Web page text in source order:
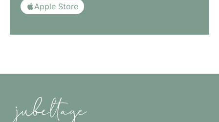
Apple Store